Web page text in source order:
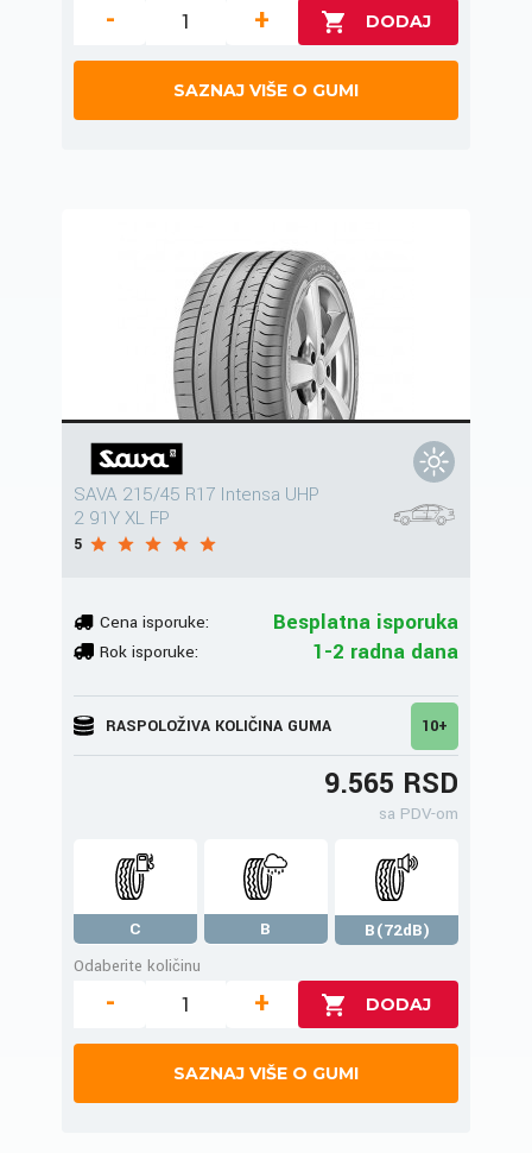
- +
SAZNAJ VIŠE O GUMI
SAVA 215/45 R17 Intensa UHP
2 91Y XL FP
5
Cena isporuke: Besplatna isporuka
Rok isporuke: 1-2 radna dana
RASPOLOŽIVA KOLIČINA GUMA 10+
9.565 RSD
sa PDV-om
C B
B(72dB)
Odaberite količinu
- +
SAZNAJ VIŠE O GUMI